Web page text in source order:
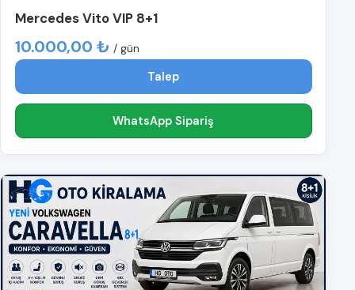
Mercedes Vito VIP 8+1
10.000,00 ₺ / gün
Talep
WhatsApp Sipariş